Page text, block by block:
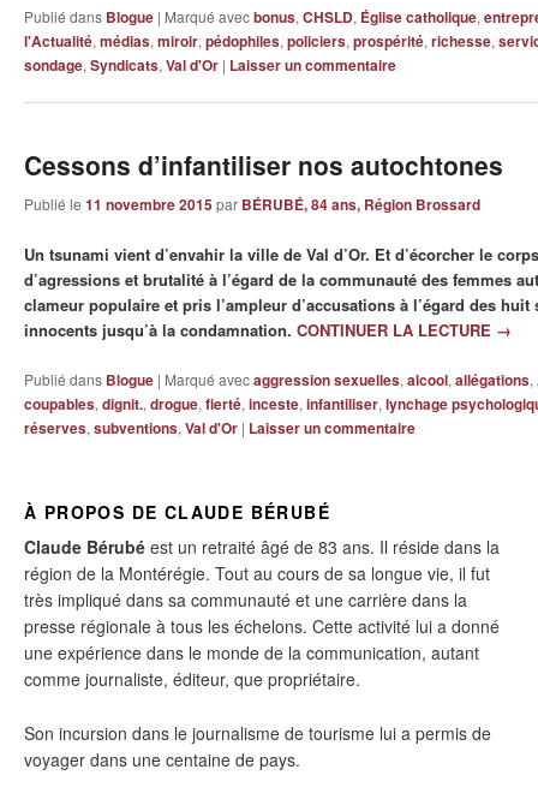
Publié dans Blogue | Marqué avecbonus, CHSLD, Église catholique,
l'Actualité, médias, miroir, pédophiles, policiers, prospérité, richesse,
sondage, Syndicats, Val d'Or | Laisser un commentaire
Cessons d’infantiliser nos autochtones
Publié le 11 novembre 2015par BÉRUBÉ, 84 ans, Région Brossard
Un tsunami vient d’envahir la ville de Val d’Or. Et d’écorcher le
d’agressions et brutalité à l’égard de la communauté des femmes
clameur populaire et pris l’ampleur d’accusations à l’égard des
innocents jusqu’à la condamnation. CONTINUER LA LECTURE →
Publié dans Blogue | Marqué avecaggression sexuelles, alcool, allégations,
coupables, dignit., drogue, fierté, inceste, infantiliser, lynchage
réserves, subventions, Val d'Or | Laisser un commentaire
À PROPOS DE CLAUDE BÉRUBÉ
Claude Bérubé est un retraité âgé de 83 ans. Il réside dans la
région de la Montérégie. Tout au cours de sa longue vie, il fut
très impliqué dans sa communauté et une carrière dans la
presse régionale à tous les échelons. Cette activité lui a donné
une expérience dans le monde de la communication, autant
comme journaliste, éditeur, que propriétaire.
Son incursion dans le journalisme de tourisme lui a permis de
voyager dans une centaine de pays.